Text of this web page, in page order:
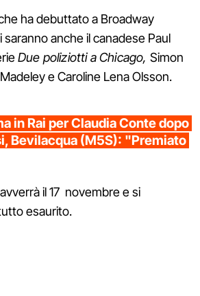
ha debuttato a Broadway
saranno anche il canadese Paul
Due poliziotti a Chicago, Simon
e Caroline Lena Olsson.
in Rai per Claudia Conte dopo
Bevilacqua (M5S): "Premiato
il 17 novembre e si
esaurito.